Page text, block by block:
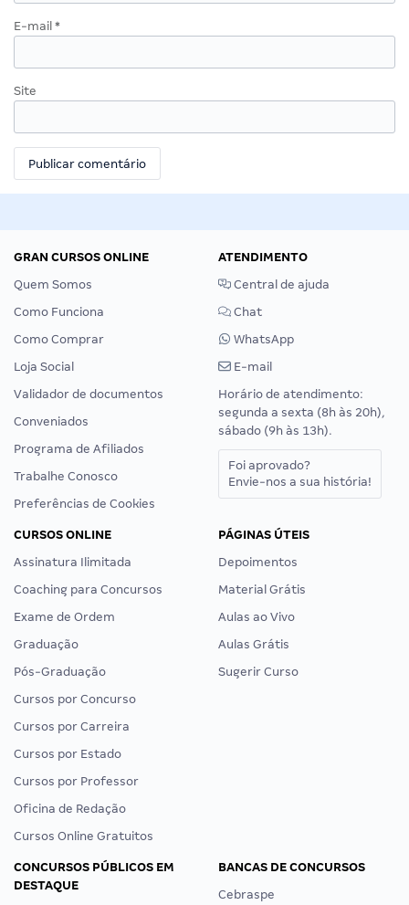
E-mail *
Site
GRAN CURSOS ONLINE
Quem Somos
Como Funciona
Como Comprar
Loja Social
Validador de documentos
Conveniados
Programa de Afiliados
Trabalhe Conosco
Preferências de Cookies
ATENDIMENTO
Central de ajuda
Chat
WhatsApp
E-mail
Horário de atendimento:
segunda a sexta (8h às 20h),
sábado (9h às 13h).
Foi aprovado?
Envie-nos a sua história!
CURSOS ONLINE
Assinatura Ilimitada
Coaching para Concursos
Exame de Ordem
Graduação
Pós-Graduação
Cursos por Concurso
Cursos por Carreira
Cursos por Estado
Cursos por Professor
Oficina de Redação
Cursos Online Gratuitos
PÁGINAS ÚTEIS
Depoimentos
Material Grátis
Aulas ao Vivo
Aulas Grátis
Sugerir Curso
CONCURSOS PÚBLICOS EM
DESTAQUE
BANCAS DE CONCURSOS
Cebraspe